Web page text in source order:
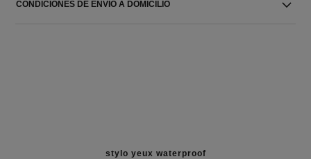
CONDICIONES DE ENVIO A DOMICILIO
stylo yeux waterproof